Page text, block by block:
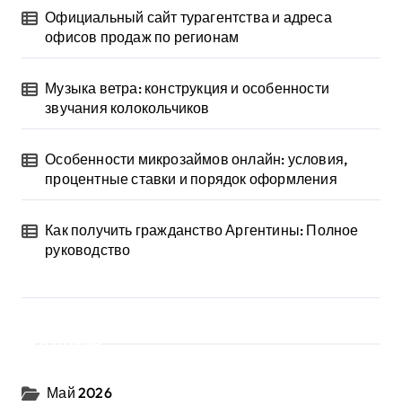
Официальный сайт турагентства и адреса
офисов продаж по регионам
Музыка ветра: конструкция и особенности
звучания колокольчиков
Особенности микрозаймов онлайн: условия,
процентные ставки и порядок оформления
Как получить гражданство Аргентины: Полное
руководство
Май 2026